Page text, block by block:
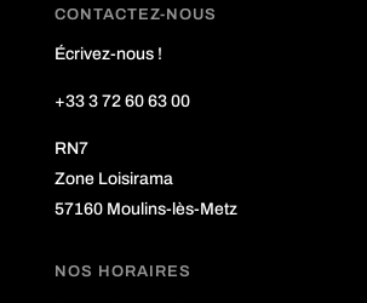
CONTACTEZ-NOUS
Écrivez-nous !
+33 3 72 60 63 00
RN7
Zone Loisirama
57160 Moulins-lès-Metz
NOS HORAIRES